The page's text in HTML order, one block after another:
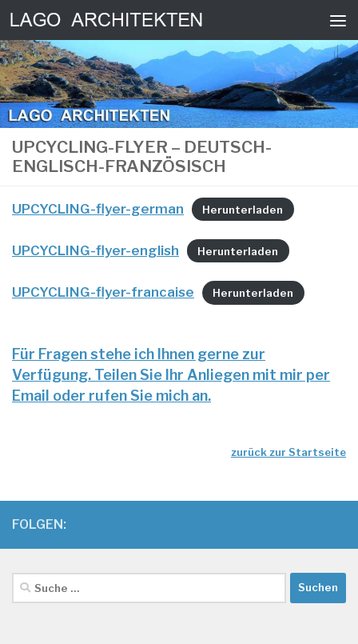
Zum Inhalt springen
UPCYCLING-FLYER – DEUTSCH-
ENGLISCH-FRANZÖSISCH
UPCYCLING-flyer-german Herunterladen
UPCYCLING-flyer-english Herunterladen
UPCYCLING-flyer-francaise Herunterladen
Für Fragen stehe ich Ihnen gerne zur
Verfügung. Teilen Sie Ihr Anliegen mit mir per
Email oder rufen Sie mich an.
zurück zur Startseite
FOLGEN:
Suche
nach: